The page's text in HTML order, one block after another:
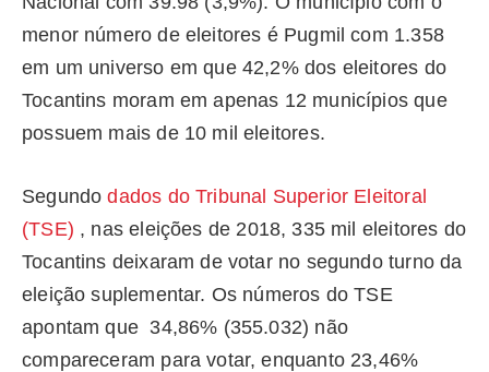
menor número de eleitores é Pugmil com 1.358
em um universo em que 42,2% dos eleitores do
Tocantins moram em apenas 12 municípios que
possuem mais de 10 mil eleitores.
Segundodados do Tribunal Superior Eleitoral
(TSE) , nas eleições de 2018, 335 mil eleitores do
Tocantins deixaram de votar no segundo turno da
eleição suplementar. Os números do TSE
apontam que 34,86% (355.032) não
compareceram para votar, enquanto 23,46%